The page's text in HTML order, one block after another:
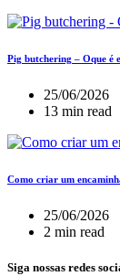
Pig butchering – Oque é
25/06/2026
13 min read
Como criar um
25/06/2026
2 min read
Siga nossas redes